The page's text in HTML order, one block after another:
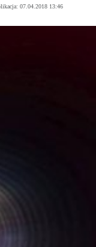
07.04.2018 13:46